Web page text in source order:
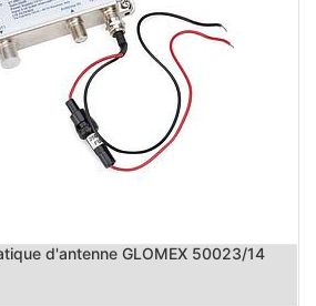
d'antenne GLOMEX 50023/14